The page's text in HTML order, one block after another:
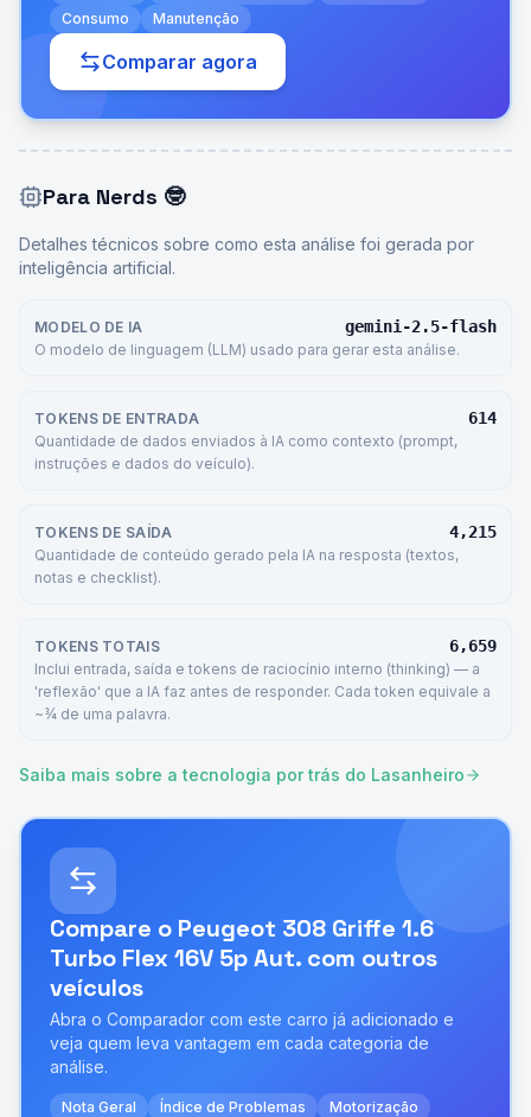
Consumo
Manutenção
Comparar agora
Para Nerds 🤓
Detalhes técnicos sobre como esta análise foi gerada por
inteligência artificial.
MODELO DE IA gemini-2.5-flash
O modelo de linguagem (LLM) usado para gerar esta análise.
TOKENS DE ENTRADA 614
Quantidade de dados enviados à IA como contexto (prompt,
instruções e dados do veículo).
TOKENS DE SAÍDA 4,215
Quantidade de conteúdo gerado pela IA na resposta (textos,
notas e checklist).
TOKENS TOTAIS 6,659
Inclui entrada, saída e tokens de raciocínio interno (thinking) — a
'reflexão' que a IA faz antes de responder. Cada token equivale a
~¾ de uma palavra.
Saiba mais sobre a tecnologia por trás do Lasanheiro
Compare o Peugeot 308 Griffe 1.6
Turbo Flex 16V 5p Aut. com outros
veículos
Abra o Comparador com este carro já adicionado e
veja quem leva vantagem em cada categoria de
análise.
Nota Geral Índice de Problemas
Motorização